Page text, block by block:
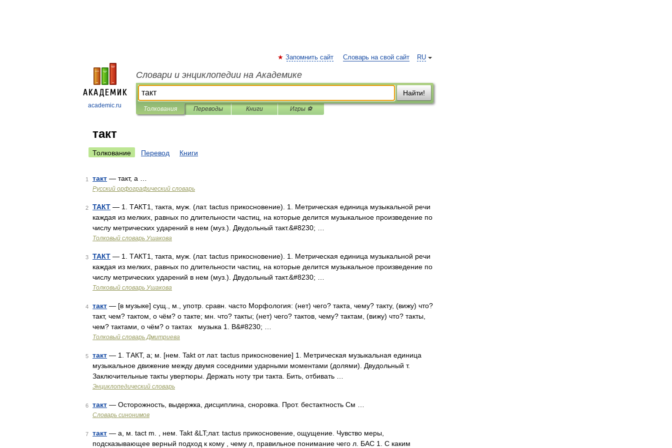
academic.ru
RU
Запомнить сайт Словарь на свой сайт
Словари и энциклопедии на Академике
Найти!
Толкования Переводы Книги Игры ⚽
такт
Толкование Перевод Книги
1 такт — такт, а …
Русский орфографический словарь
2 ТАКТ — 1. ТАКТ1, такта, муж. (лат. tactus прикосновение). 1. Метрическая единица музыкальной речи
каждая из мелких, равных по длительности частиц, на которые делится музыкальное произведение по
числу метрических ударений в нем (муз.). Двудольный такт.&#8230; …
Толковый словарь Ушакова
3 ТАКТ — 1. ТАКТ1, такта, муж. (лат. tactus прикосновение). 1. Метрическая единица музыкальной речи
каждая из мелких, равных по длительности частиц, на которые делится музыкальное произведение по
числу метрических ударений в нем (муз.). Двудольный такт.&#8230; …
Толковый словарь Ушакова
4 такт — [в музыке] сущ., м., употр. сравн. часто Морфология: (нет) чего? такта, чему? такту, (вижу) что?
такт, чем? тактом, о чём? о такте; мн. что? такты; (нет) чего? тактов, чему? тактам, (вижу) что? такты,
чем? тактами, о чём? о тактах музыка 1. В&#8230; …
Толковый словарь Дмитриева
5 такт — 1. ТАКТ, а; м. [нем. Takt от лат. tactus прикосновение] 1. Метрическая музыкальная единица
музыкальное движение между двумя соседними ударными моментами (долями). Двудольный т.
Заключительные такты увертюры. Держать ноту три такта. Бить, отбивать …
Энциклопедический словарь
6 такт — Осторожность, выдержка, дисциплина, сноровка. Прот. бестактность См …
Словарь синонимов
7 такт — а, м. tact m. , нем. Takt &LT;лат. tactus прикосновение, ощущение. Чувство меры,
подсказывающее верный подход к кому , чему л, правильное понимание чего л. БАС 1. С каким